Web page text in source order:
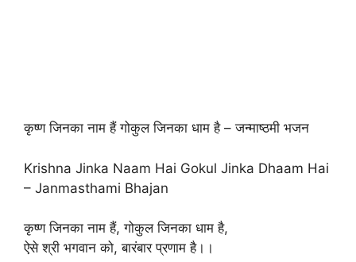
कृष्ण जिनका नाम हैं गोकुल जिनका धाम है – जन्माष्ठमी भजन
Krishna Jinka Naam Hai Gokul Jinka Dhaam Hai
– Janmasthami Bhajan
कृष्ण जिनका नाम हैं, गोकुल जिनका धाम है,
ऐसे श्री भगवान को, बारंबार प्रणाम है।।